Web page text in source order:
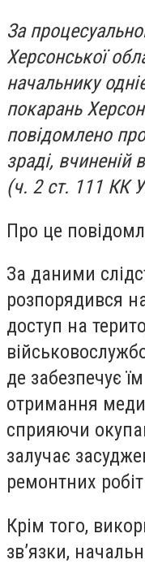
За
Херсонської
начальнику
покарань
повідомлено
зраді, вчиненій
(ч. 2 ст. 111 КК
Про це
За даними
розпорядився
доступ на
де забезпечує
отримання
сприяючи
залучає
ремонтних
Крім того,
зв’язки,